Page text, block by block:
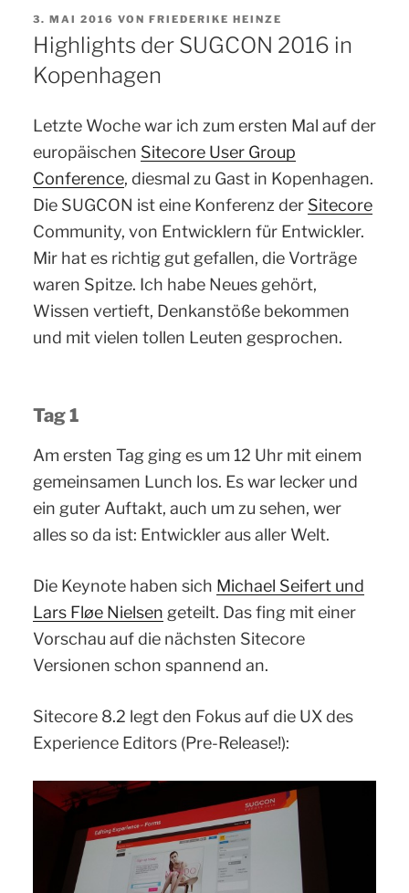
VERÖFFENTLICHT
AM
3. MAI 2016 VON FRIEDERIKE HEINZE
Highlights der SUGCON 2016 in
Kopenhagen
Letzte Woche war ich zum ersten Mal auf der
europäischen Sitecore User Group
Conference, diesmal zu Gast in Kopenhagen.
Die SUGCON ist eine Konferenz der Sitecore
Community, von Entwicklern für Entwickler.
Mir hat es richtig gut gefallen, die Vorträge
waren Spitze. Ich habe Neues gehört,
Wissen vertieft, Denkanstöße bekommen
und mit vielen tollen Leuten gesprochen.
Tag 1
Am ersten Tag ging es um 12 Uhr mit einem
gemeinsamen Lunch los. Es war lecker und
ein guter Auftakt, auch um zu sehen, wer
alles so da ist: Entwickler aus aller Welt.
Die Keynote haben sich Michael Seifert und
Lars Fløe Nielsen geteilt. Das fing mit einer
Vorschau auf die nächsten Sitecore
Versionen schon spannend an.
Sitecore 8.2 legt den Fokus auf die UX des
Experience Editors (Pre-Release!):